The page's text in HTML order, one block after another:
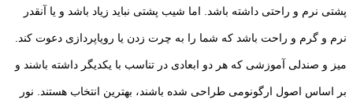
پشتی نرم و راحتی داشته باشد. اما شیب پشتی نباید زیاد باشد و یا آنقدر
نرم و گرم و راحت باشد که شما را به چرت زدن یا رویاپردازی دعوت کند.
میز و صندلی آموزشی که هر دو ابعادی در تناسب با یکدیگر داشته باشند و
بر اساس اصول ارگونومی طراحی شده باشند، بهترین انتخاب هستند. نور